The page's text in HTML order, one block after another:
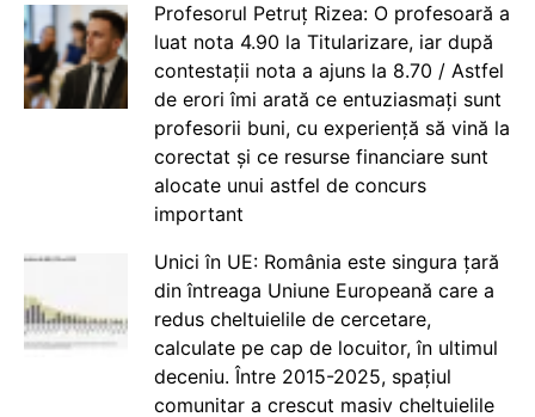
Profesorul Petruț Rizea: O profesoară a
luat nota 4.90 la Titularizare, iar după
contestații nota a ajuns la 8.70 / Astfel
de erori îmi arată ce entuziasmați sunt
profesorii buni, cu experiență să vină la
corectat și ce resurse financiare sunt
alocate unui astfel de concurs
important
Unici în UE: România este singura țară
din întreaga Uniune Europeană care a
redus cheltuielile de cercetare,
calculate pe cap de locuitor, în ultimul
deceniu. Între 2015-2025, spațiul
comunitar a crescut masiv cheltuielile